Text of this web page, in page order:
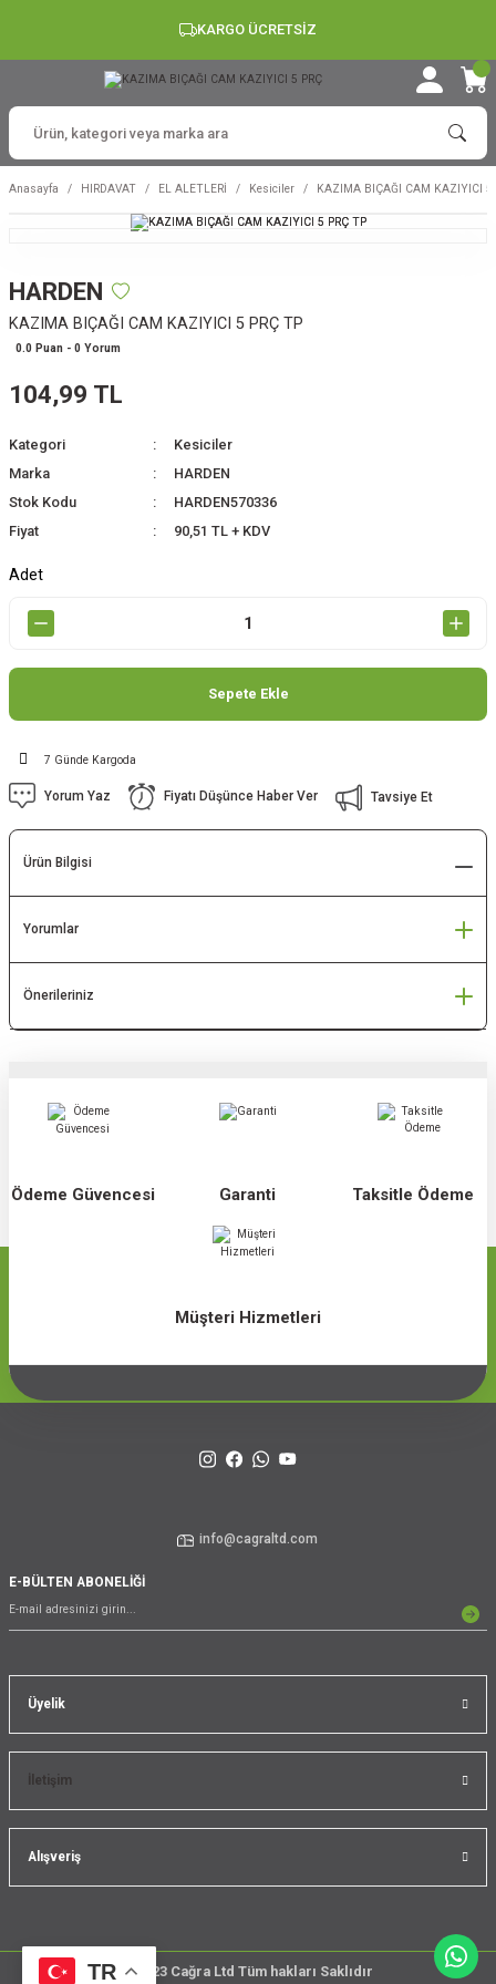
KARGO ÜCRETSİZ
Anasayfa HIRDAVAT EL ALETLERİ Kesiciler KAZIMA BIÇAĞI CAM KAZIYICI 5
HARDEN
KAZIMA BIÇAĞI CAM KAZIYICI 5 PRÇ TP
0.0 Puan - 0 Yorum
104,99 TL
Kategori
Kesiciler
Marka
HARDEN
Stok Kodu
HARDEN570336
Fiyat
90,51 TL + KDV
Adet
Sepete Ekle
7 Günde Kargoda
Yorum Yaz Fiyatı Düşünce Haber Ver Tavsiye Et
Ürün Bilgisi
Yorumlar
Önerileriniz
Ödeme Güvencesi Garanti Taksitle Ödeme
Müşteri Hizmetleri
Üyelik
İletişim
Alışveriş
TR
info@cagraltd.com
E-BÜLTEN ABONELİĞİ
@2023 Cağra Ltd Tüm hakları Saklıdır